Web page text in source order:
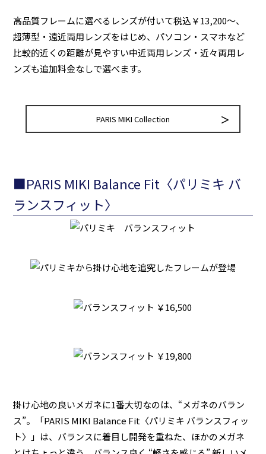
高品質フレームに選べるレンズが付いて税込￥13,200～、
超薄型・遠近両用レンズをはじめ、パソコン・スマホなど
比較的近くの距離が見やすい中近両用レンズ・近々両用レ
ンズも追加料金なしで選べます。
PARIS MIKI Collection
■PARIS MIKI Balance Fit〈パリミキ バ
ランスフィット〉
掛け心地の良いメガネに1番大切なのは、“メガネのバラン
ス”。「PARIS MIKI Balance Fit〈パリミキ バランスフィッ
ト〉」は、バランスに着目し開発を重ねた、ほかのメガネ